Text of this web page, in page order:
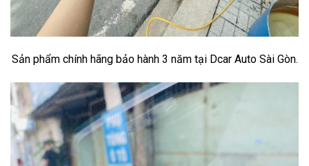
Sản phẩm chính hãng bảo hành 3 năm tại Dcar Auto Sài Gòn.